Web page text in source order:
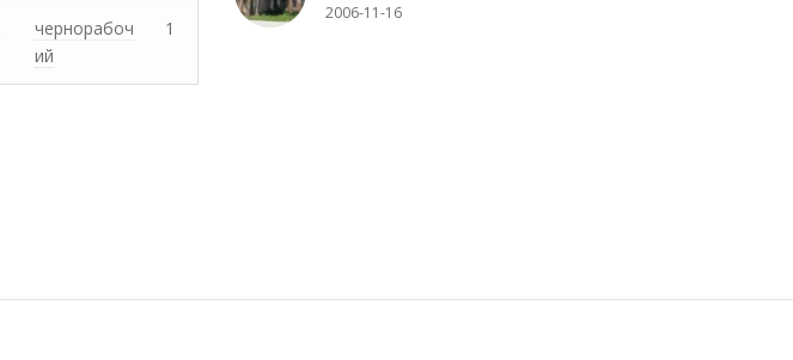
чернорабоч
ий
1
2006-11-16